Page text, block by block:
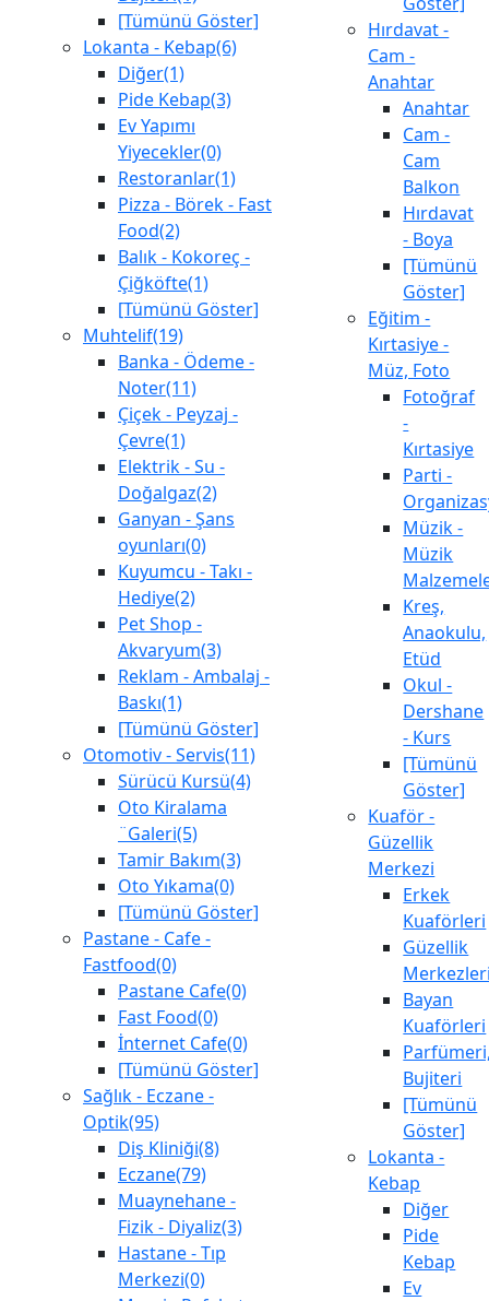
[Tümünü Göster]
Lokanta - Kebap(6)
Diğer(1)
Pide Kebap(3)
Ev Yapımı
Yiyecekler(0)
Restoranlar(1)
Pizza - Börek - Fast
Food(2)
Balık - Kokoreç -
Çiğköfte(1)
[Tümünü Göster]
Muhtelif(19)
Banka - Ödeme -
Noter(11)
Çiçek - Peyzaj -
Çevre(1)
Elektrik - Su -
Doğalgaz(2)
Ganyan - Şans
oyunları(0)
Kuyumcu - Takı -
Hediye(2)
Pet Shop -
Akvaryum(3)
Reklam - Ambalaj -
Baskı(1)
[Tümünü Göster]
Otomotiv - Servis(11)
Sürücü Kursü(4)
Oto Kiralama
¨Galeri(5)
Tamir Bakım(3)
Oto Yıkama(0)
[Tümünü Göster]
Pastane - Cafe -
Fastfood(0)
Pastane Cafe(0)
Fast Food(0)
İnternet Cafe(0)
[Tümünü Göster]
Sağlık - Eczane -
Optik(95)
Diş Kliniği(8)
Eczane(79)
Muaynehane -
Fizik - Diyaliz(3)
Hastane - Tıp
Merkezi(0)
Hırdavat -
Cam -
Anahtar
Anahtar
Cam -
Cam
Balkon
Hırdavat
- Boya
[Tümünü
Göster]
Eğitim -
Kırtasiye -
Müz, Foto
Fotoğraf
-
Kırtasiye
Parti -
Müzik -
Müzik
Kreş,
Anaokulu,
Etüd
Okul -
Dershane
- Kurs
[Tümünü
Göster]
Kuaför -
Güzellik
Merkezi
Erkek
Kuaförleri
Güzellik
Bayan
Kuaförleri
Bujiteri
[Tümünü
Göster]
Lokanta -
Kebap
Diğer
Pide
Kebap
Ev